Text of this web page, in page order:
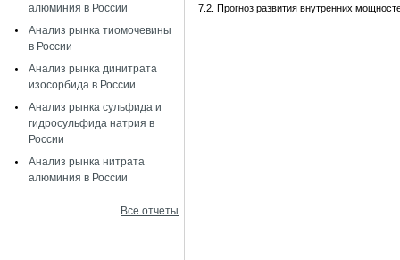
алюминия в России
Анализ рынка тиомочевины
в России
Анализ рынка динитрата
изосорбида в России
Анализ рынка сульфида и
гидросульфида натрия в
России
Анализ рынка нитрата
алюминия в России
Все отчеты
7.2. Прогноз развития внутренних